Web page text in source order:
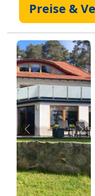
Preise &
Zurück